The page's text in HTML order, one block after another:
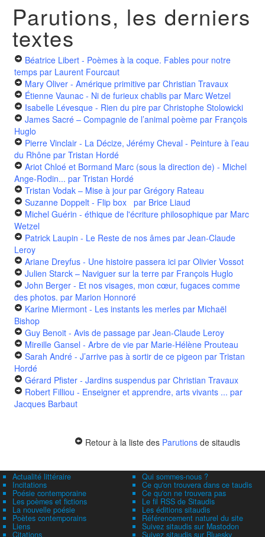
Parutions, les derniers
textes
Béatrice Libert - Poèmes à la coque. Fables pour notre
temps par Laurent Fourcaut
Mary Oliver - Amérique primitive par Christian Travaux
Étienne Vaunac - Ni de furieux chablis par Marc Wetzel
Isabelle Lévesque - Rien du pire par Christophe Stolowicki
James Sacré – Compagnie de l’animal poème par François
Huglo
Pierre Vinclair - La Décize, Jérémy Cheval - Peinture à l’eau
du Rhône par Tristan Hordé
Ariot Chloé et Bormand Marc (sous la direction de) - Michel
Ange-Rodin... par Tristan Hordé
Tristan Vodak – Mise à jour par Grégory Rateau
Suzanne Doppelt - Flip box par Brice Liaud
Michel Guérin - éthique de l'écriture philosophique par Marc
Wetzel
Patrick Laupin - Le Reste de nos âmes par Jean-Claude
Leroy
Ariane Dreyfus - Une histoire passera ici par Olivier Vossot
Julien Starck – Naviguer sur la terre par François Huglo
John Berger - Et nos visages, mon cœur, fugaces comme
des photos. par Marion Honnoré
Karine Miermont - Les instants les merles par Michaël
Bishop
Guy Benoit - Avis de passage par Jean-Claude Leroy
Mireille Gansel - Arbre de vie par Marie-Hélène Prouteau
Sarah André - J’arrive pas à sortir de ce pigeon par Tristan
Hordé
Gérard Pfister - Jardins suspendus par Christian Travaux
Robert Filliou - Enseigner et apprendre, arts vivants ... par
Jacques Barbaut
Retour à la liste des Parutions de sitaudis
Actualité littéraire
Incitations
Poésie contemporaine
Les poèmes et fictions
La nouvelle poésie
Poètes contemporains
Liens
Citations
Qui sommes-nous ?
Ce qu'on trouvera dans ce taudis
Ce qu'on ne trouvera pas
Le fil RSS de Sitaudis
Les éditions sitaudis
Référencement naturel du site
Suivez sitaudis sur Mastodon
Suivez sitaudis sur Bluesky